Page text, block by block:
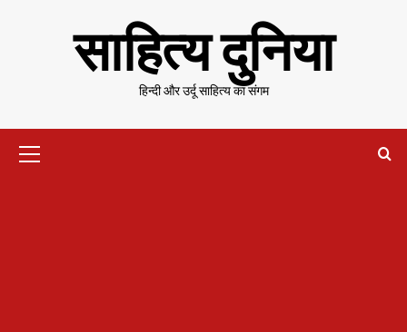
साहित्य दुनिया
हिन्दी और उर्दू साहित्य का संगम
Menu